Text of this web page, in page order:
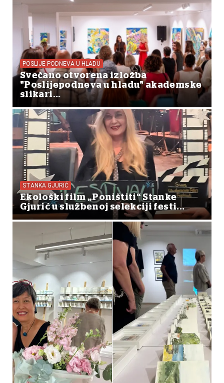
POSLIJE PODNEVA U HLADU
Svečano otvorena izložba
"Poslijepodneva u hladu" akademske
slikari...
STANKA GJURIĆ
Ekološki film „Poništiti“ Stanke
Gjurić u službenoj selekciji festi...